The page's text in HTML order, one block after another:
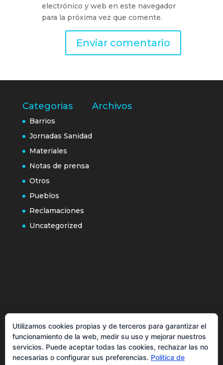
electrónico y web en este navegador
para la próxima vez que comente.
Categorias
Barrios
Jornadas Sanidad
Materiales
Notas de prensa
Otros
Pueblos
Reclamaciones
Uncategorized
Archivos
Más información sobre las cookies
Inicio
Política de privacidad
Utilizamos cookies propias y de terceros para garantizar el
funcionamiento de la web, medir su uso y mejorar nuestros
servicios. Puede aceptar todas las cookies, rechazar las no
necesarias o configurar sus preferencias. Política de